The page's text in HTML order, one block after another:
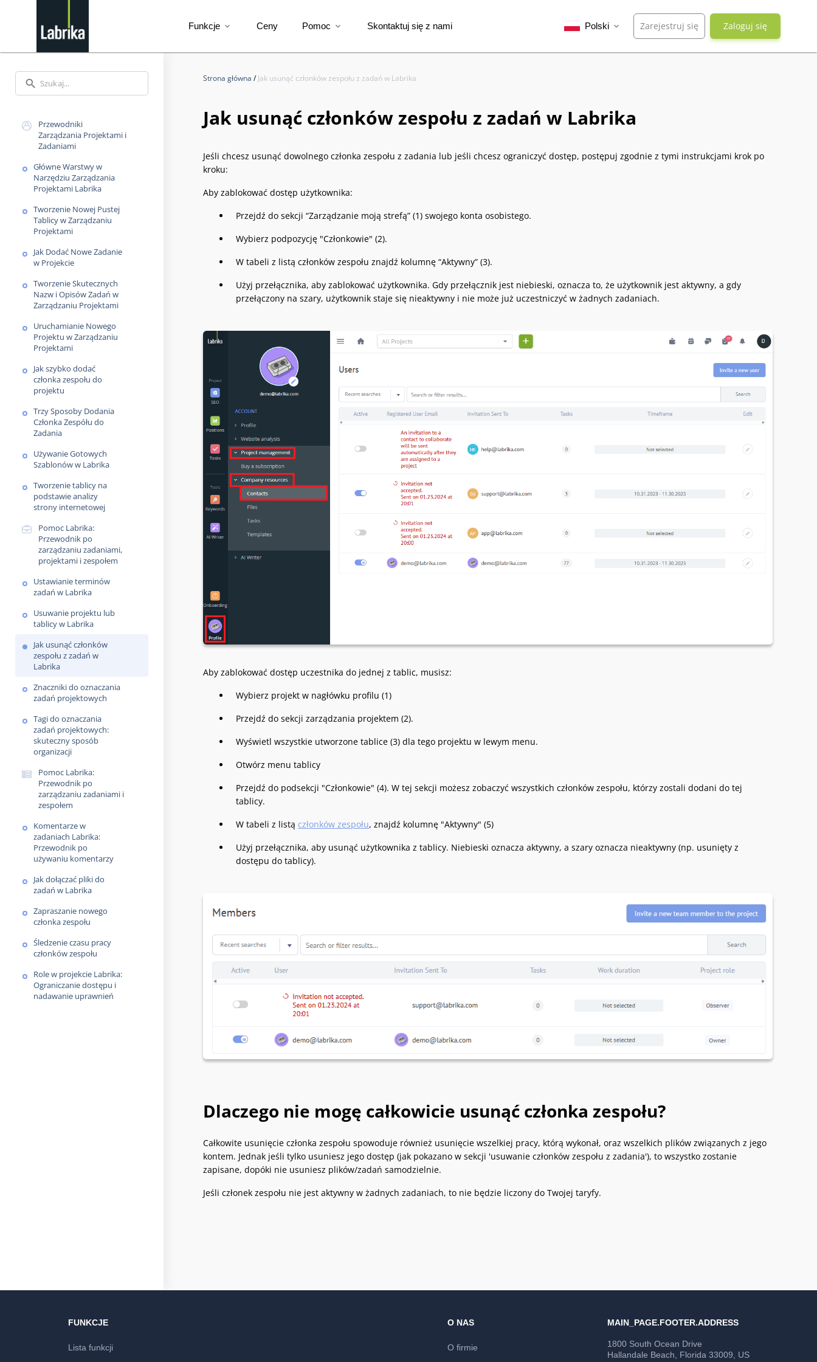
Funkcje expand_more Ceny Pomoc expand_more Skontaktuj się z nami Polski expand_more Zarejestruj się Zaloguj się
search
Przewodniki
Zarządzania Projektami i
Zadaniami
Główne Warstwy w
Narzędziu Zarządzania
Projektami Labrika
Tworzenie Nowej Pustej
Tablicy w Zarządzaniu
Projektami
Jak Dodać Nowe Zadanie
w Projekcie
Tworzenie Skutecznych
Nazw i Opisów Zadań w
Zarządzaniu Projektami
Uruchamianie Nowego
Projektu w Zarządzaniu
Projektami
Jak szybko dodać
członka zespołu do
projektu
Trzy Sposoby Dodania
Członka Zespółu do
Zadania
Używanie Gotowych
Szablonów w Labrika
Tworzenie tablicy na
podstawie analizy
strony internetowej
Pomoc Labrika:
Przewodnik po
zarządzaniu zadaniami,
projektami i zespołem
Ustawianie terminów
zadań w Labrika
Usuwanie projektu lub
tablicy w Labrika
Jak usunąć członków
zespołu z zadań w
Labrika
Znaczniki do oznaczania
zadań projektowych
Tagi do oznaczania
zadań projektowych:
skuteczny sposób
organizacji
Pomoc Labrika:
Przewodnik po
zarządzaniu zadaniami i
zespołem
Komentarze w
zadaniach Labrika:
Przewodnik po
używaniu komentarzy
Jak dołączać pliki do
zadań w Labrika
Zapraszanie nowego
członka zespołu
Śledzenie czasu pracy
członków zespołu
Role w projekcie Labrika:
Ograniczanie dostępu i
nadawanie uprawnień
Strona główna /Jak usunąć członków zespołu z zadań w Labrika
Jak usunąć członków zespołu z zadań w Labrika
Jeśli chcesz usunąć dowolnego członka zespołu z zadania lub jeśli chcesz ograniczyć dostęp, postępuj zgodnie z tymi instrukcjami krok po
kroku:
Aby zablokować dostęp użytkownika:
Przejdź do sekcji “Zarządzanie moją strefą” (1) swojego konta osobistego.
Wybierz podpozycję "Członkowie" (2).
W tabeli z listą członków zespołu znajdź kolumnę “Aktywny” (3).
Użyj przełącznika, aby zablokować użytkownika. Gdy przełącznik jest niebieski, oznacza to, że użytkownik jest aktywny, a gdy
przełączony na szary, użytkownik staje się nieaktywny i nie może już uczestniczyć w żadnych zadaniach.
Aby zablokować dostęp uczestnika do jednej z tablic, musisz:
Wybierz projekt w nagłówku profilu (1)
Przejdź do sekcji zarządzania projektem (2).
Wyświetl wszystkie utworzone tablice (3) dla tego projektu w lewym menu.
Otwórz menu tablicy
Przejdź do podsekcji "Członkowie" (4). W tej sekcji możesz zobaczyć wszystkich członków zespołu, którzy zostali dodani do tej
tablicy.
W tabeli z listą członków zespołu, znajdź kolumnę "Aktywny" (5)
Użyj przełącznika, aby usunąć użytkownika z tablicy. Niebieski oznacza aktywny, a szary oznacza nieaktywny (np. usunięty z
dostępu do tablicy).
Dlaczego nie mogę całkowicie usunąć członka zespołu?
Całkowite usunięcie członka zespołu spowoduje również usunięcie wszelkiej pracy, którą wykonał, oraz wszelkich plików związanych z jego
kontem. Jednak jeśli tylko usuniesz jego dostęp (jak pokazano w sekcji 'usuwanie członków zespołu z zadania'), to wszystko zostanie
zapisane, dopóki nie usuniesz plików/zadań samodzielnie.
Jeśli członek zespołu nie jest aktywny w żadnych zadaniach, to nie będzie liczony do Twojej taryfy.
FUNKCJE
Lista funkcji
O NAS
O firmie
MAIN_PAGE.FOOTER.ADDRESS
1800 South Ocean Drive
Hallandale Beach, Florida 33009, US